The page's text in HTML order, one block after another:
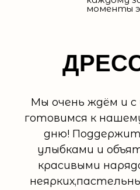
моменты
Мы очень ждём и
готовимся к
дню!
улыбками и
красивыми